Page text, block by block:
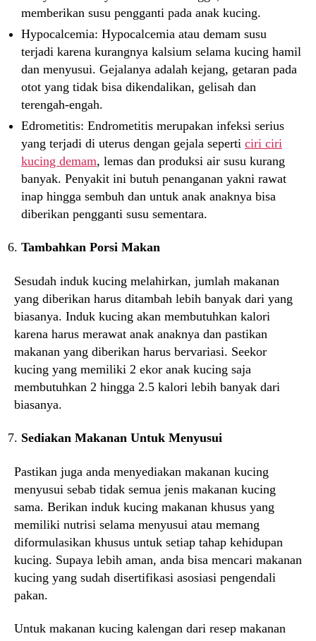
memberikan susu pengganti pada anak kucing.
Hypocalcemia: Hypocalcemia atau demam susu
terjadi karena kurangnya kalsium selama kucing hamil
dan menyusui. Gejalanya adalah kejang, getaran pada
otot yang tidak bisa dikendalikan, gelisah dan
terengah-engah.
Edrometitis: Endrometitis merupakan infeksi serius
yang terjadi di uterus dengan gejala seperti ciri ciri
kucing demam, lemas dan produksi air susu kurang
banyak. Penyakit ini butuh penanganan yakni rawat
inap hingga sembuh dan untuk anak anaknya bisa
diberikan pengganti susu sementara.
Tambahkan Porsi Makan
Sesudah induk kucing melahirkan, jumlah makanan
yang diberikan harus ditambah lebih banyak dari yang
biasanya. Induk kucing akan membutuhkan kalori
karena harus merawat anak anaknya dan pastikan
makanan yang diberikan harus bervariasi. Seekor
kucing yang memiliki 2 ekor anak kucing saja
membutuhkan 2 hingga 2.5 kalori lebih banyak dari
biasanya.
Sediakan Makanan Untuk Menyusui
Pastikan juga anda menyediakan makanan kucing
menyusui sebab tidak semua jenis makanan kucing
sama. Berikan induk kucing makanan khusus yang
memiliki nutrisi selama menyusui atau memang
diformulasikan khusus untuk setiap tahap kehidupan
kucing. Supaya lebih aman, anda bisa mencari makanan
kucing yang sudah disertifikasi asosiasi pengendali
pakan.
Untuk makanan kucing kalengan dari resep makanan